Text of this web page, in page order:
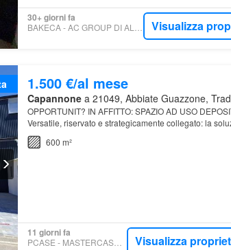
30+ giorni fa
BAKECA - AC GROUP DI ALMERICO CESARE Visualizza
1.500 €/al mese
Capannonea 21049, Abbiate Guazzone,
OPPORTUNIT? IN AFFITTO: SPAZIO AD USO
Versatile, riservato e strategicamente collegato: la
600 m²
11 giorni fa
PCASE - MASTERCASA - TRADATE - Visualizza